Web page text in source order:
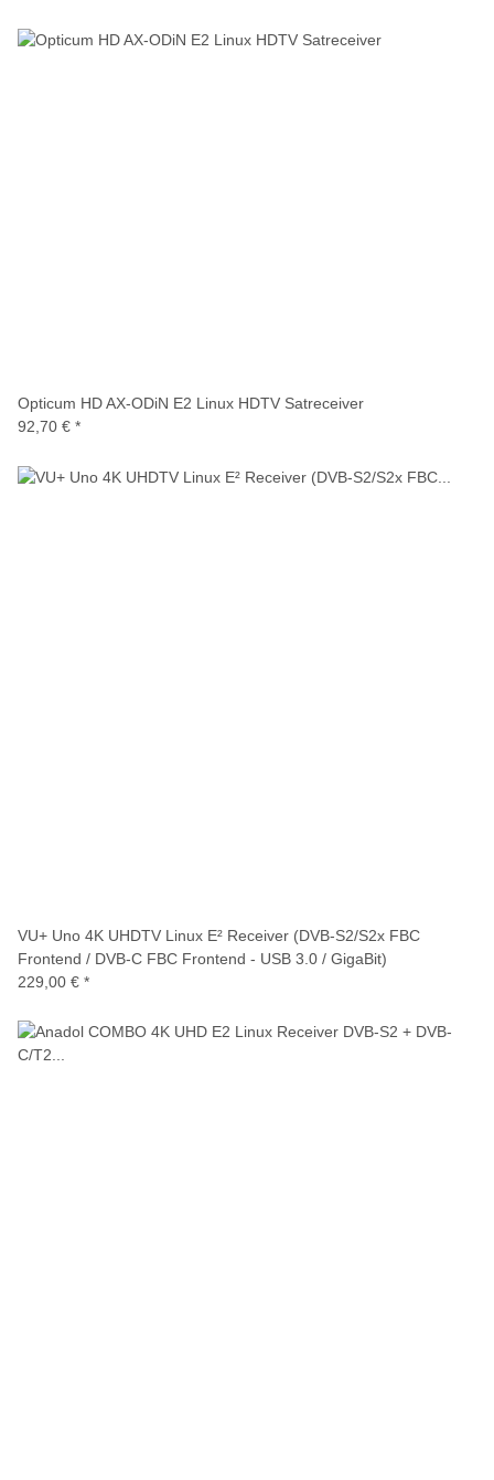
Opticum HD AX-ODiN E2 Linux HDTV Satreceiver
92,70 € *
VU+ Uno 4K UHDTV Linux E² Receiver (DVB-S2/S2x FBC
Frontend / DVB-C FBC Frontend - USB 3.0 / GigaBit)
229,00 € *